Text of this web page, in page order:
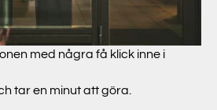
med några få klick inne i
tar en minut att göra.